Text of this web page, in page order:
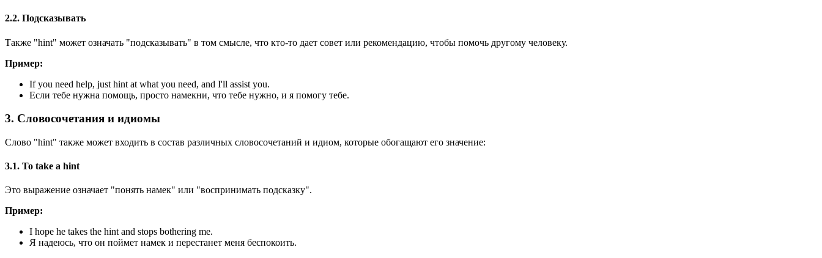
2.2. Подсказывать
Также "hint" может означать "подсказывать" в том смысле, что кто-то дает совет или рекомендацию, чтобы помочь другому человеку.
Пример:
If you need help, just hint at what you need, and I'll assist you.
Если тебе нужна помощь, просто намекни, что тебе нужно, и я помогу тебе.
3. Словосочетания и идиомы
Слово "hint" также может входить в состав различных словосочетаний и идиом, которые обогащают его значение:
3.1. To take a hint
Это выражение означает "понять намек" или "воспринимать подсказку".
Пример:
I hope he takes the hint and stops bothering me.
Я надеюсь, что он поймет намек и перестанет меня беспокоить.